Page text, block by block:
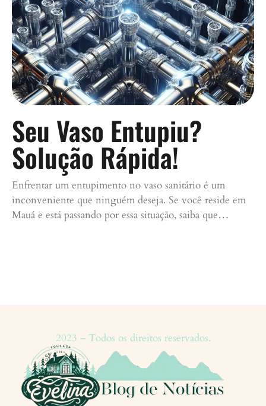
Seu Vaso Entupiu?
Solução Rápida!
Enfrentar um entupimento no vaso sanitário é um
inconveniente que ninguém deseja. Se você reside em
Mauá e está passando por essa situação, saiba que…
2023 – Todos os direitos reservados.